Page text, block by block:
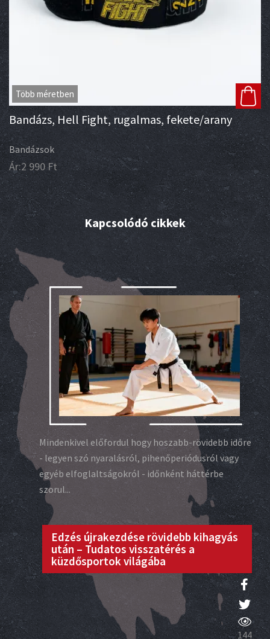
Több méretben
Bandázs, Hell Fight, rugalmas, fekete/arany
Bandázsok
Ár:2 990Ft
Kapcsolódó cikkek
Mindenkivel előfordul hogy hoszabb-rövidebb időre
- legyen szó nyaralásról, pihenőperiódusról vagy
egyéb elfoglaltságokról - időnként háttérbe
szorul...
Edzés újrakezdése rövidebb kihagyás
után – Tudatos visszatérés a
küzdősportok világába
144